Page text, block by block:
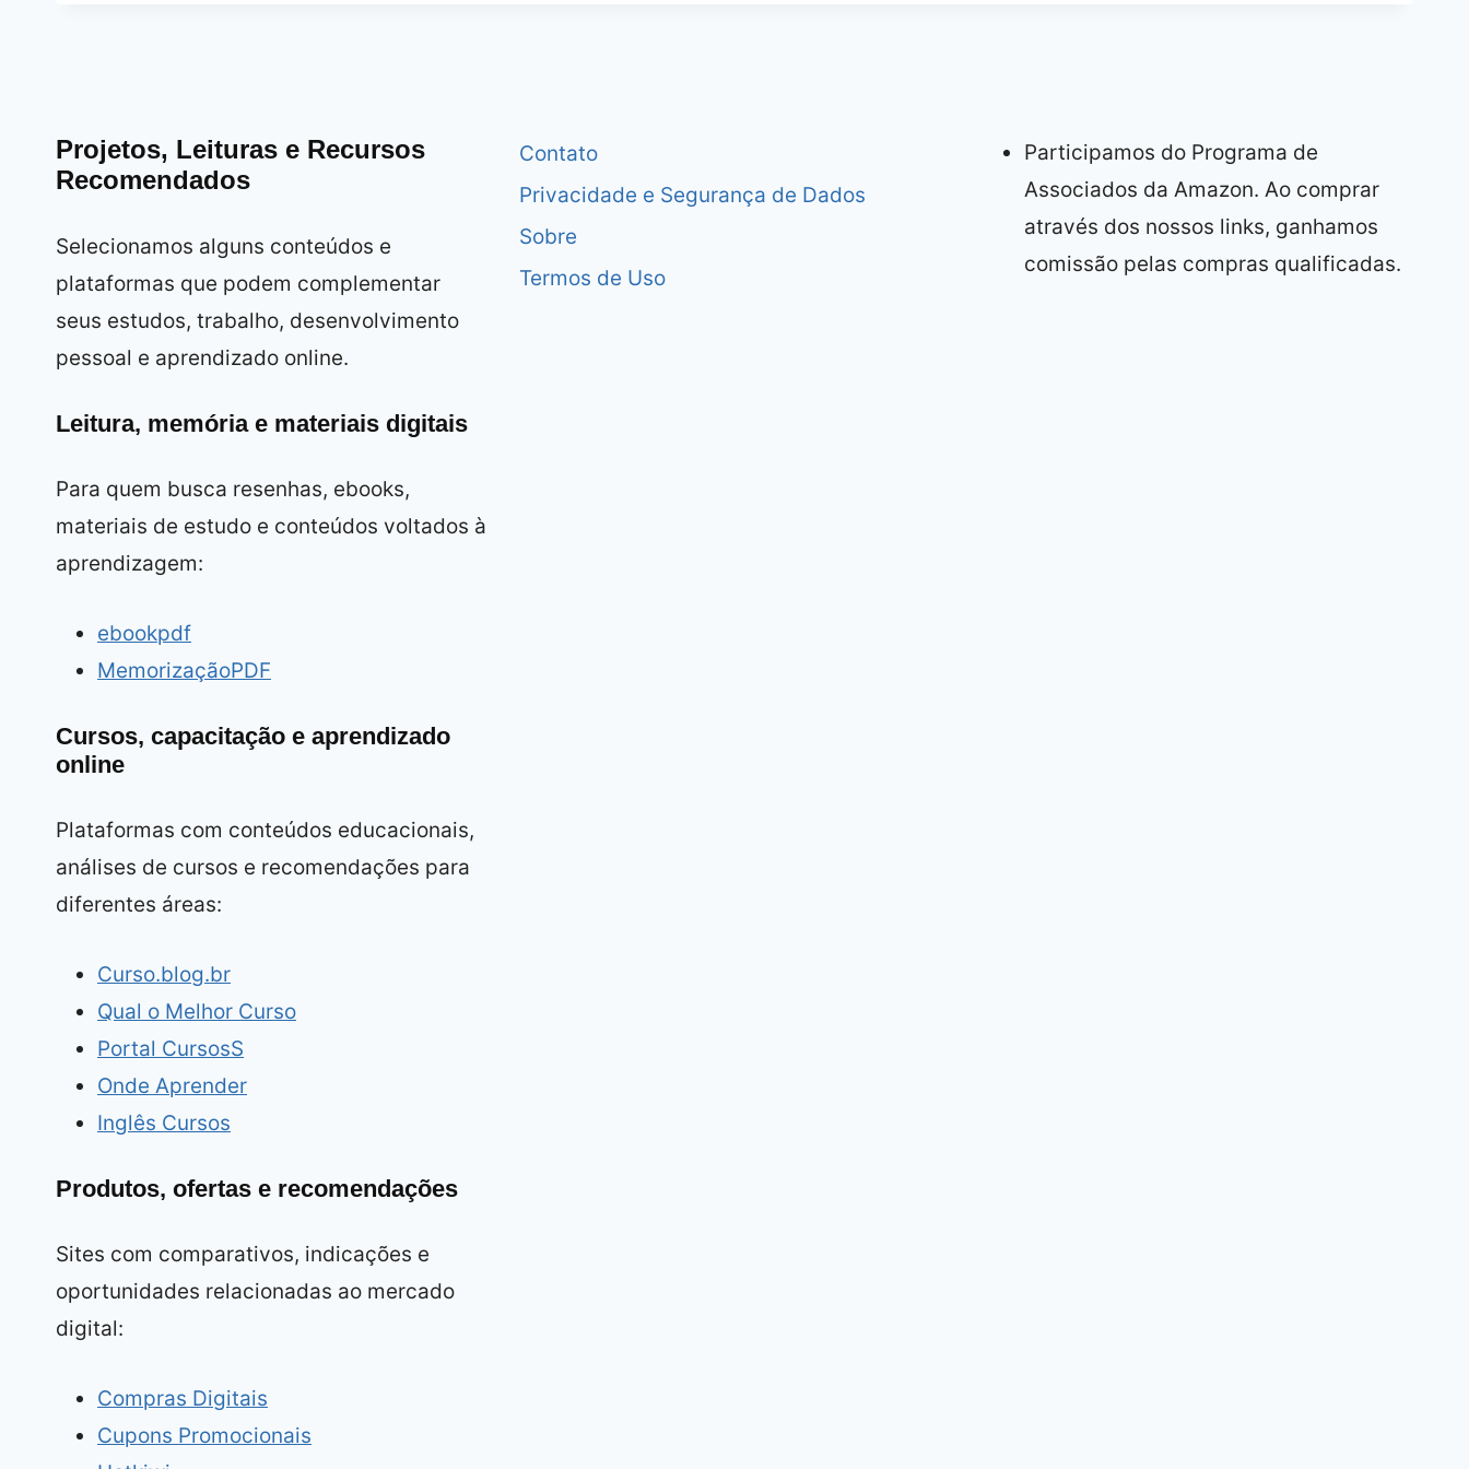
Projetos, Leituras e Recursos
Recomendados
Selecionamos alguns conteúdos e
plataformas que podem complementar
seus estudos, trabalho, desenvolvimento
pessoal e aprendizado online.
Leitura, memória e materiais digitais
Para quem busca resenhas, ebooks,
materiais de estudo e conteúdos voltados à
aprendizagem:
ebookpdf
MemorizaçãoPDF
Cursos, capacitação e aprendizado
online
Plataformas com conteúdos educacionais,
análises de cursos e recomendações para
diferentes áreas:
Curso.blog.br
Qual o Melhor Curso
Portal CursosS
Onde Aprender
Inglês Cursos
Produtos, ofertas e recomendações
Sites com comparativos, indicações e
oportunidades relacionadas ao mercado
digital:
Compras Digitais
Cupons Promocionais
Contato
Privacidade e Segurança de Dados
Sobre
Termos de Uso
Participamos do Programa de
Associados da Amazon. Ao comprar
através dos nossos links, ganhamos
comissão pelas compras qualificadas.